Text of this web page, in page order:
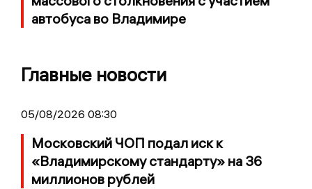
автобуса во Владимире
Главные новости
05/08/2026 08:30
Московский ЧОП подал иск к
«Владимирскому стандарту» на 36
миллионов рублей